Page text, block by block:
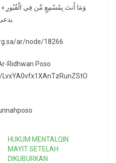
يدعى له ويتصدق عنه إذا كان مسلما.
ar/node/18266
Ridhwan Poso
HUKUM MENTALQIN
MAYIT SETELAH
DIKUBURKAN